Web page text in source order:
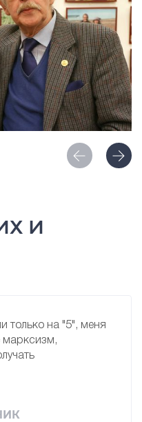
И
только на "5", меня
марксизм,